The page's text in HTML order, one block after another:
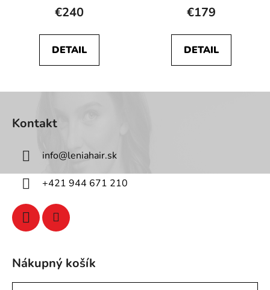
€240
DETAIL
€179
DETAIL
i
Kontakt
info@leniahair.sk
+421 944 671 210
Nákupný košík